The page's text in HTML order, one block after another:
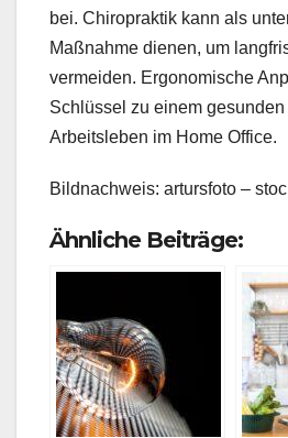
bei. Chiropraktik kann als
Maßnahme dienen, um
vermeiden. Ergonomische
Schlüssel zu einem
Arbeitsleben im Home Office.
Bildnachweis: artursfoto –
Ähnliche Beiträge: